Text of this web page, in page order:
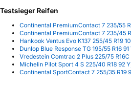
Testsieger Reifen
Continental PremiumContact 7 235/55
Continental PremiumContact 7 235/45
Hankook Ventus Evo K137 255/45 R19
Dunlop Blue Response TG 195/55 R16
Vredestein Comtrac 2 Plus 225/75
Michelin Pilot Sport 4 S 225/40 R18 92
Continental SportContact 7 255/35 R19